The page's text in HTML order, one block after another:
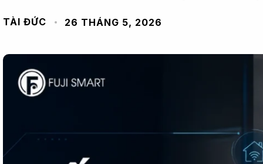
TÀI ĐỨC 26 THÁNG 5, 2026